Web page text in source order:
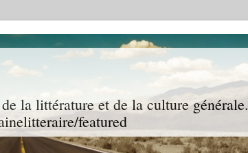
la littérature et de la culture générale.
featured